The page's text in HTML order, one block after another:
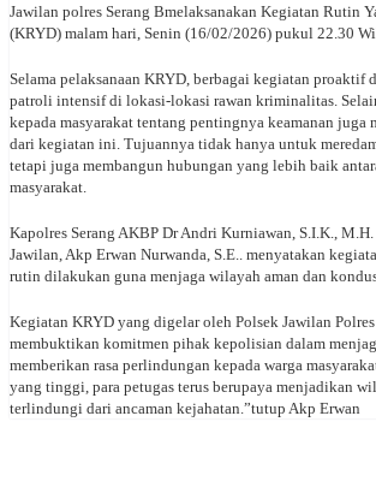
Jawilan polres Serang Bmelaksanakan Kegiatan Rutin
(KRYD) malam hari, Senin (16/02/2026) pukul 22.30
Selama pelaksanaan KRYD, berbagai kegiatan proaktif
patroli intensif di lokasi-lokasi rawan kriminalitas.
kepada masyarakat tentang pentingnya keamanan juga
dari kegiatan ini. Tujuannya tidak hanya untuk
tetapi juga membangun hubungan yang lebih baik
masyarakat.
Kapolres Serang AKBP Dr Andri Kurniawan, S.I.K.,
Jawilan, Akp Erwan Nurwanda, S.E.. menyatakan
rutin dilakukan guna menjaga wilayah aman dan
Kegiatan KRYD yang digelar oleh Polsek Jawilan Polres
membuktikan komitmen pihak kepolisian dalam
memberikan rasa perlindungan kepada warga
yang tinggi, para petugas terus berupaya menjadikan
terlindungi dari ancaman kejahatan.”tutup Akp Erwan